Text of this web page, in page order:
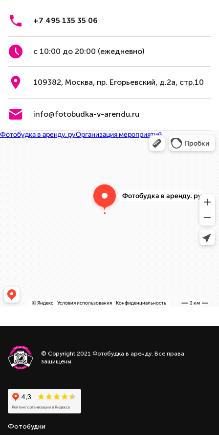
+7 495 135 35 06
с 10:00 до 20:00 (ежедневно)
109382, Москва, пр. Егорьевский, д.2а, стр.10
info@fotobudka-v-arendu.ru
© Copyright 2021 Фотобудка в аренду. Все права
защищены.
Фотобудки